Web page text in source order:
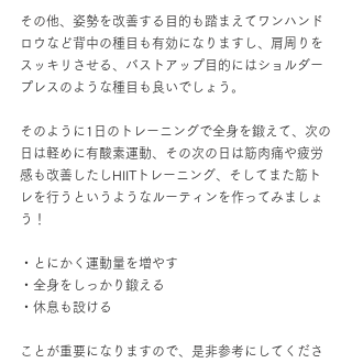
その他、姿勢を改善する目的も踏まえてワンハンド
ロウなど背中の種目も有効になりますし、肩周りを
スッキリさせる、バストアップ目的にはショルダー
プレスのような種目も良いでしょう。
そのように1日のトレーニングで全身を鍛えて、次の
日は軽めに有酸素運動、その次の日は筋肉痛や疲労
感も改善したしHIITトレーニング、そしてまた筋ト
レを行うというようなルーティンを作ってみましょ
う！
・とにかく運動量を増やす
・全身をしっかり鍛える
・休息も設ける
ことが重要になりますので、是非参考にしてくださ